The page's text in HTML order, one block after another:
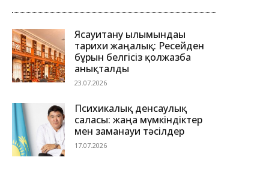
Ясауитану ғылымындағы
тарихи жаңалық: Ресейден
бұрын белгісіз қолжазба
анықталды
23.07.2026
Психикалық денсаулық
саласы: жаңа мүмкіндіктер
мен заманауи тәсілдер
17.07.2026